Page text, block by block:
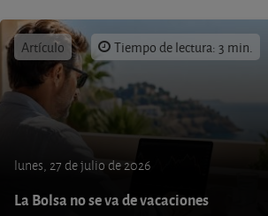
Artículo Tiempo de lectura: 3 min.
lunes, 27 de julio de 2026
La Bolsa no se va de vacaciones